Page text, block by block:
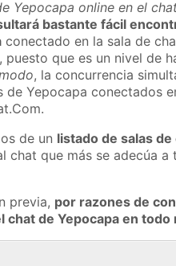
Yepocapa online en el
bastante fácil
conectado en la sala de
puesto que es un nivel de
, la concurrencia
de Yepocapa conectados
de un listado de salas de
que más se adecúa a
previa, por razones de
de Yepocapa en todo